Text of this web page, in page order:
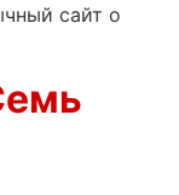
сайт о